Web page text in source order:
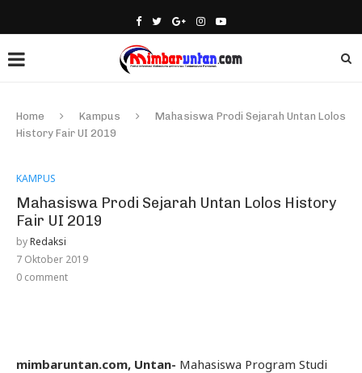
Home Kampus
Mahasiswa Prodi Sejarah Untan Lolos
History Fair UI 2019
KAMPUS
Mahasiswa Prodi Sejarah Untan Lolos History
Fair UI 2019
byRedaksi
7 Oktober 2019
0 comment
mimbaruntan.com, Untan- Mahasiswa Program Studi